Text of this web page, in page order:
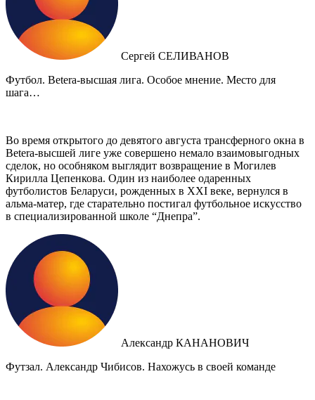
Сергей СЕЛИВАНОВ
Футбол. Betera-высшая лига. Особое мнение. Место для
шага…
Во время открытого до девятого августа трансферного окна в
Betera-высшей лиге уже совершено немало взаимовыгодных
сделок, но особняком выглядит возвращение в Могилев
Кирилла Цепенкова. Один из наиболее одаренных
футболистов Беларуси, рожденных в XXI веке, вернулся в
альма-матер, где старательно постигал футбольное искусство
в специализированной школе “Днепра”.
Александр КАНАНОВИЧ
Футзал. Александр Чибисов. Нахожусь в своей команде